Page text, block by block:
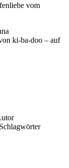
vom
ki-ba-doo – auf
Schlagwörter